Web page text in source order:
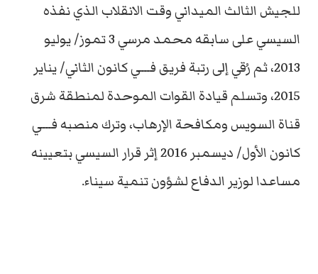
للجيش الثالث الميداني وقت الانقلاب الذي نفذه
السيسي على سابقه محمد مرسي 3 تموز/ يوليو
2013، ثم رُقي إلى رتبة فريق فـــي كانون الثاني/ يناير
2015، وتسلم قيادة القوات الموحدة لمنطقة شرق
قناة السويس ومكافحة الإرهاب، وترك منصبه فـــي
كانون الأول/ ديسمبر 2016 إثر قرار السيسي بتعيينه
مساعدا لوزير الدفاع لشؤون تنمية سيناء.